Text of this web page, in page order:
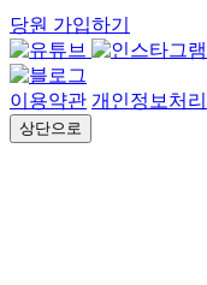
당원 가입하기
이용약관 개인정보처
상단으로